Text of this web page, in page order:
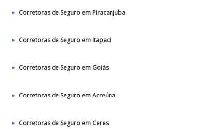
Corretoras de Seguro em Piracanjuba
Corretoras de Seguro em Itapaci
Corretoras de Seguro em Goiás
Corretoras de Seguro em Acreúna
Corretoras de Seguro em Ceres